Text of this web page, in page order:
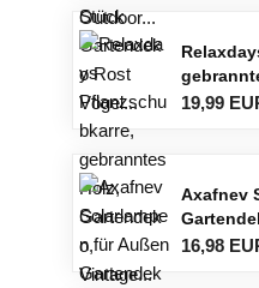
19,99
Axafnev
16,98